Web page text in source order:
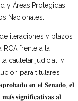
y Áreas Protegidas
Nacionales.
iteraciones y plazos
RCA frente a la
cautelar judicial; y
para titulares
𝐞𝐧 𝐞𝐥 𝐒𝐞𝐧𝐚𝐝𝐨, 𝐞𝐥
𝐬𝐢𝐠𝐧𝐢𝐟𝐢𝐜𝐚𝐭𝐢𝐯𝐚𝐬 𝐚𝐥